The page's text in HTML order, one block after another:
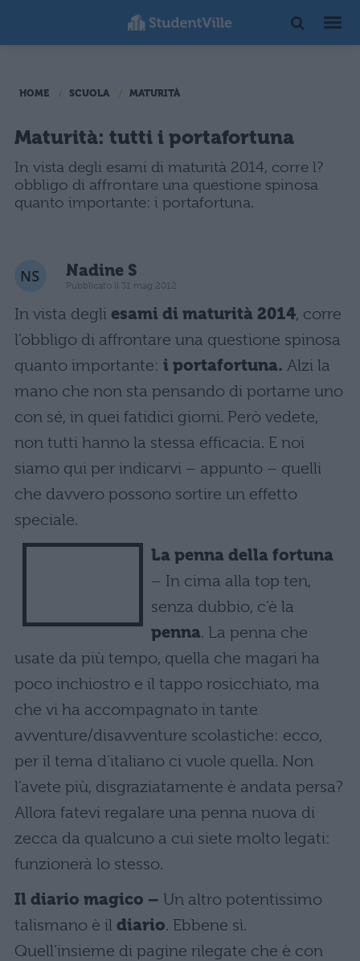
HOME SCUOLA MATURITÀ
Maturità: tutti i portafortuna
In vista degli esami di maturità 2014, corre l?
obbligo di affrontare una questione spinosa
quanto importante: i portafortuna.
Nadine S
Pubblicato il 31 mag 2012
In vista degli esami di maturità 2014, corre
l’obbligo di affrontare una questione spinosa
quanto importante: i portafortuna. Alzi la
mano che non sta pensando di portarne uno
con sé, in quei fatidici giorni. Però vedete,
non tutti hanno la stessa efficacia. E noi
siamo qui per indicarvi – appunto – quelli
che davvero possono sortire un effetto
speciale.
La penna della fortuna
– In cima alla top ten,
senza dubbio, c’è la
penna. La penna che
usate da più tempo, quella che magari ha
poco inchiostro e il tappo rosicchiato, ma
che vi ha accompagnato in tante
avventure/disavventure scolastiche: ecco,
per il tema d’italiano ci vuole quella. Non
l’avete più, disgraziatamente è andata persa?
Allora fatevi regalare una penna nuova di
zecca da qualcuno a cui siete molto legati:
funzionerà lo stesso.
Il diario magico – Un altro potentissimo
talismano è il diario. Ebbene sì.
Quell’insieme di pagine rilegate che è con